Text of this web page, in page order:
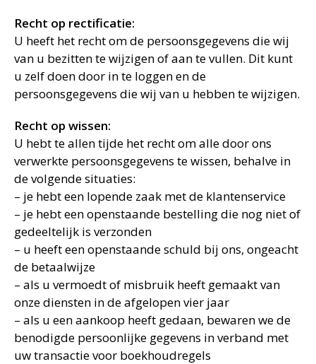
Recht op rectificatie:
U heeft het recht om de persoonsgegevens die wij
van u bezitten te wijzigen of aan te vullen. Dit kunt
u zelf doen door in te loggen en de
persoonsgegevens die wij van u hebben te wijzigen.
Recht op wissen:
U hebt te allen tijde het recht om alle door ons
verwerkte persoonsgegevens te wissen, behalve in
de volgende situaties:
– je hebt een lopende zaak met de klantenservice
– je hebt een openstaande bestelling die nog niet of
gedeeltelijk is verzonden
– u heeft een openstaande schuld bij ons, ongeacht
de betaalwijze
– als u vermoedt of misbruik heeft gemaakt van
onze diensten in de afgelopen vier jaar
– als u een aankoop heeft gedaan, bewaren we de
benodigde persoonlijke gegevens in verband met
uw transactie voor boekhoudregels